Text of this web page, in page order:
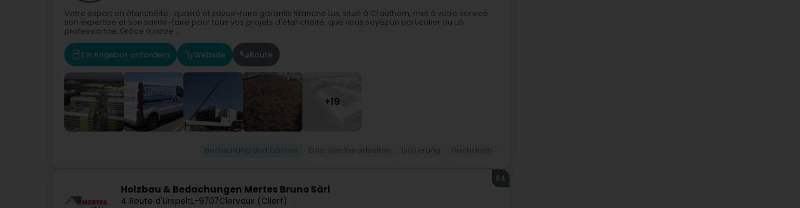
Votre expert en étanchéité : qualité et savoir-faire garantis !Etanche Lux, situé à Crauthem, met à votre service
son expertise et son savoir-faire pour tous vos projets d'étanchéité, que vous soyez un particulier ou un
professionnel.Grâce à notre...
Ein Angebot anfordern Website Route
+19
Holzbau & Bedachungen Mertes Bruno Sàrl
4 Route d'UrspeltL-9707Clervaux (Clierf)
84